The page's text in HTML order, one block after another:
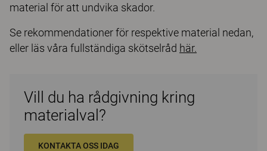
material för att undvika skador.
Se rekommendationer för respektive material nedan,
eller läs våra fullständiga skötselråd här.
Vill du ha rådgivning kring
materialval?
KONTAKTA OSS IDAG